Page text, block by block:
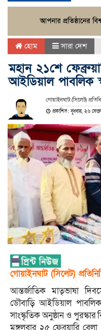
হোম সারা দেশ
মহান ২১শে
আইডিয়াল পাবলিক
গোয়াইনঘাট (সিলেট)
প্রকাশিত: বুধবার, ২৬
গোয়াইনঘাট (সিলেট)
আন্তর্জাতিক মাতৃভাষা
ডৌবাড়ি আইডিয়াল পাবলিক
সাংস্কৃতিক অনুষ্ঠান ও পুরস্কার